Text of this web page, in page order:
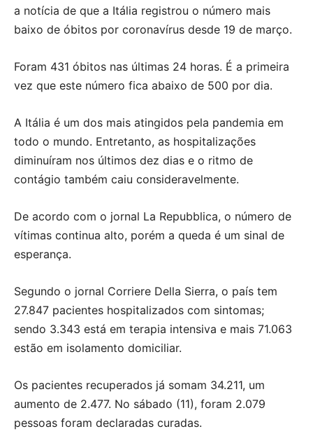
a notícia de que a Itália registrou o número mais
baixo de óbitos por coronavírus desde 19 de março.
Foram 431 óbitos nas últimas 24 horas. É a primeira
vez que este número fica abaixo de 500 por dia.
A Itália é um dos mais atingidos pela pandemia em
todo o mundo. Entretanto, as hospitalizações
diminuíram nos últimos dez dias e o ritmo de
contágio também caiu consideravelmente.
De acordo com o jornal La Repubblica, o número de
vítimas continua alto, porém a queda é um sinal de
esperança.
Segundo o jornal Corriere Della Sierra, o país tem
27.847 pacientes hospitalizados com sintomas;
sendo 3.343 está em terapia intensiva e mais 71.063
estão em isolamento domiciliar.
Os pacientes recuperados já somam 34.211, um
aumento de 2.477. No sábado (11), foram 2.079
pessoas foram declaradas curadas.